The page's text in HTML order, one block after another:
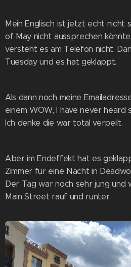
Mein Englisch ist jetzt echt nicht
of May nicht aussprechen
versteht es am Telefon nicht.
Tuesday und es hat geklappt.
Als dann noch meine
einem WOW, I have never heard
Ich denke die war total verpeilt.
Aber im Endeffekt hat es
Zimmer für eine Nacht in
Der Tag war noch sehr jung und
Main Street rauf und runter.